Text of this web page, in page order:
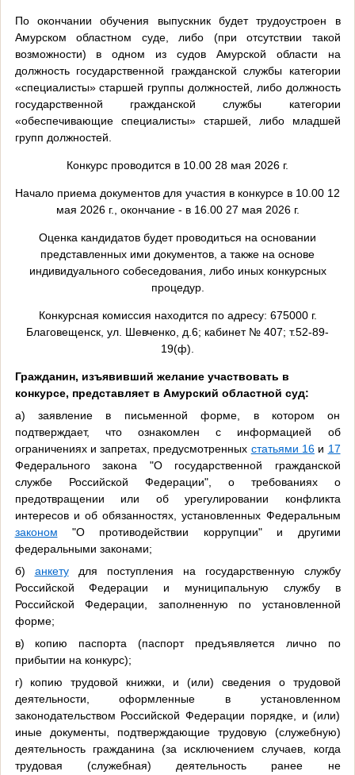
По окончании обучения выпускник будет трудоустроен в
Амурском областном суде, либо (при отсутствии такой
возможности) в одном из судов Амурской области на
должность государственной гражданской службы категории
«специалисты» старшей группы должностей, либо должность
государственной гражданской службы категории
«обеспечивающие специалисты» старшей, либо младшей
групп должностей.
Конкурс проводится в 10.00 28 мая 2026 г.
Начало приема документов для участия в конкурсе в 10.00 12
мая 2026 г., окончание - в 16.00 27 мая 2026 г.
Оценка кандидатов будет проводиться на основании
представленных ими документов, а также на основе
индивидуального собеседования, либо иных конкурсных
процедур.
Конкурсная комиссия находится по адресу: 675000 г.
Благовещенск, ул. Шевченко, д.6; кабинет № 407; т.52-89-
19(ф).
Гражданин, изъявивший желание участвовать в
конкурсе, представляет в Амурский областной суд:
а) заявление в письменной форме, в котором он
подтверждает, что ознакомлен с информацией об
ограничениях и запретах, предусмотренных статьями 16и 17
Федерального закона "О государственной гражданской
службе Российской Федерации", о требованиях о
предотвращении или об урегулировании конфликта
интересов и об обязанностях, установленных Федеральным
законом "О противодействии коррупции" и другими
федеральными законами;
б) анкетудля поступления на государственную службу
Российской Федерации и муниципальную службу в
Российской Федерации, заполненную по установленной
форме;
в) копию паспорта (паспорт предъявляется лично по
прибытии на конкурс);
г) копию трудовой книжки, и (или) сведения о трудовой
деятельности, оформленные в установленном
законодательством Российской Федерации порядке, и (или)
иные документы, подтверждающие трудовую (служебную)
деятельность гражданина (за исключением случаев, когда
трудовая (служебная) деятельность ранее не